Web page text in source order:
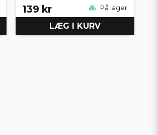
139 kr På lager
LÆG I KURV